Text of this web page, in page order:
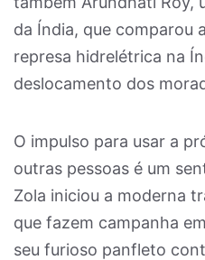
da Índia, que comparou
represa hidrelétrica na
deslocamento dos
O impulso para usar a
outras pessoas é um
Zola iniciou a moderna
que fazem campanha
seu furioso panfleto